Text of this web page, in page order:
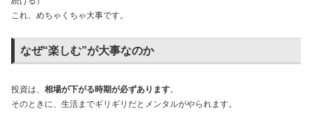
これ、めちゃくちゃ大事です。
なぜ“楽しむ”が大事なのか
投資は、 相場が下がる時期が必ずあります。
そのときに、生活までギリギリだとメンタルがやられます。